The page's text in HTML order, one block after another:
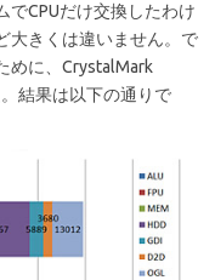
でCPUだけ交換したわけ
大きくは違いません。で
めに、CrystalMark
結果は以下の通りで